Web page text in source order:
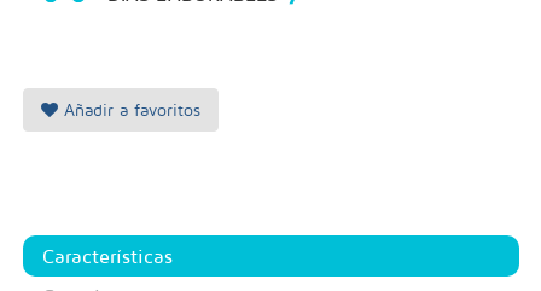
Añadir a favoritos
Características